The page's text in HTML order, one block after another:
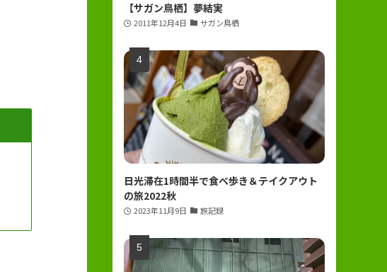
【サガン鳥栖】夢結実
2011年12月4日 サガン鳥栖
日光滞在1時間半で食べ歩き＆テイクアウト
の旅2022秋
2023年11月9日 旅記録